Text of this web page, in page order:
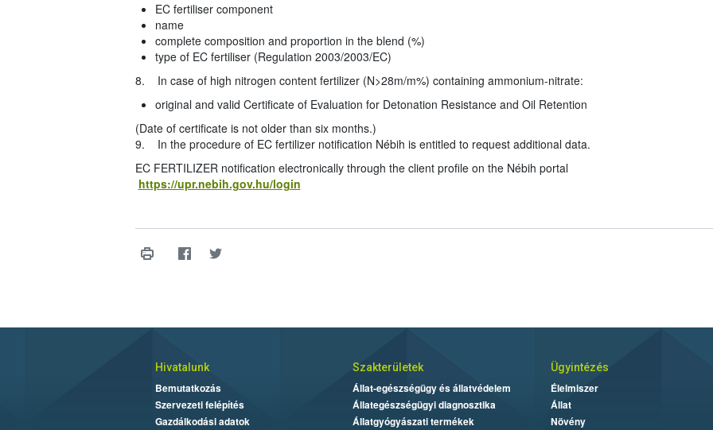
EC fertiliser component
name
complete composition and proportion in the blend (%)
type of EC fertiliser (Regulation 2003/2003/EC)
8. In case of high nitrogen content fertilizer (N>28m/m%) containing ammonium-nitrate:
original and valid Certificate of Evaluation for Detonation Resistance and Oil Retention
(Date of certificate is not older than six months.)
9. In the procedure of EC fertilizer notification Nébih is entitled to request additional data.
EC FERTILIZER notification electronically through the client profile on the Nébih portal
https://upr.nebih.gov.hu/login
Hivatalunk
Bemutatkozás
Szervezeti felépítés
Gazdálkodási adatok
Szakterületek
Állat-egészségügy és állatvédelem
Állategészségügyi diagnosztika
Állatgyógyászati termékek
Ügyintézés
Élelmiszer
Állat
Növény